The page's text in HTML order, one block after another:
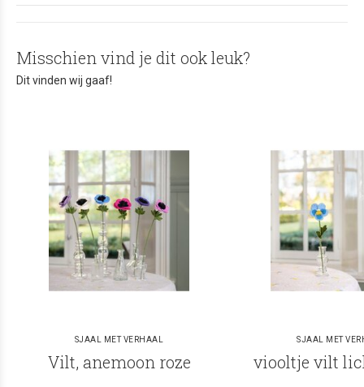
Misschien vind je dit ook leuk?
Dit vinden wij gaaf!
SJAAL MET VERHAAL
Vilt, anemoon roze
SJAAL MET
viooltje vilt